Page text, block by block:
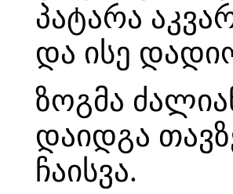
პატარა
და ისე
ზოგმა
დაიდგა
ჩაისვა.